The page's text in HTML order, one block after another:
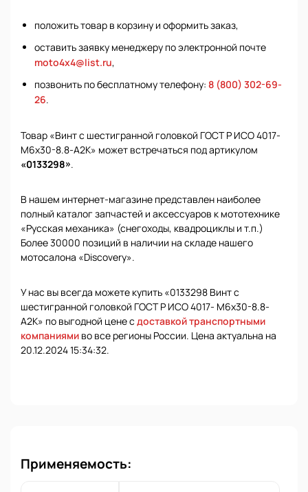
положить товар в корзину и оформить заказ,
оставить заявку менеджеру по электронной почте
moto4x4@list.ru,
позвонить по бесплатному телефону: 8 (800) 302-69-
26.
Товар «Винт с шестигранной головкой ГОСТ Р ИСО 4017-
М6х30-8.8-А2К» может встречаться под артикулом
«0133298».
В нашем интернет-магазине представлен наиболее
полный каталог запчастей и аксессуаров к мототехнике
«Русская механика» (снегоходы, квадроциклы и т.п.)
Более 30000 позиций в наличии на складе нашего
мотосалона «Discovery».
У нас вы всегда можете купить «0133298 Винт с
шестигранной головкой ГОСТ Р ИСО 4017- М6х30-8.8-
А2К» по выгодной цене с доставкой транспортными
компаниями во все регионы России. Цена актуальна на
20.12.2024 15:34:32.
Применяемость: